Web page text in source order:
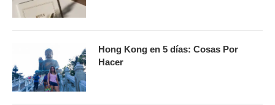
Hong Kong en 5 días: Cosas Por
Hacer